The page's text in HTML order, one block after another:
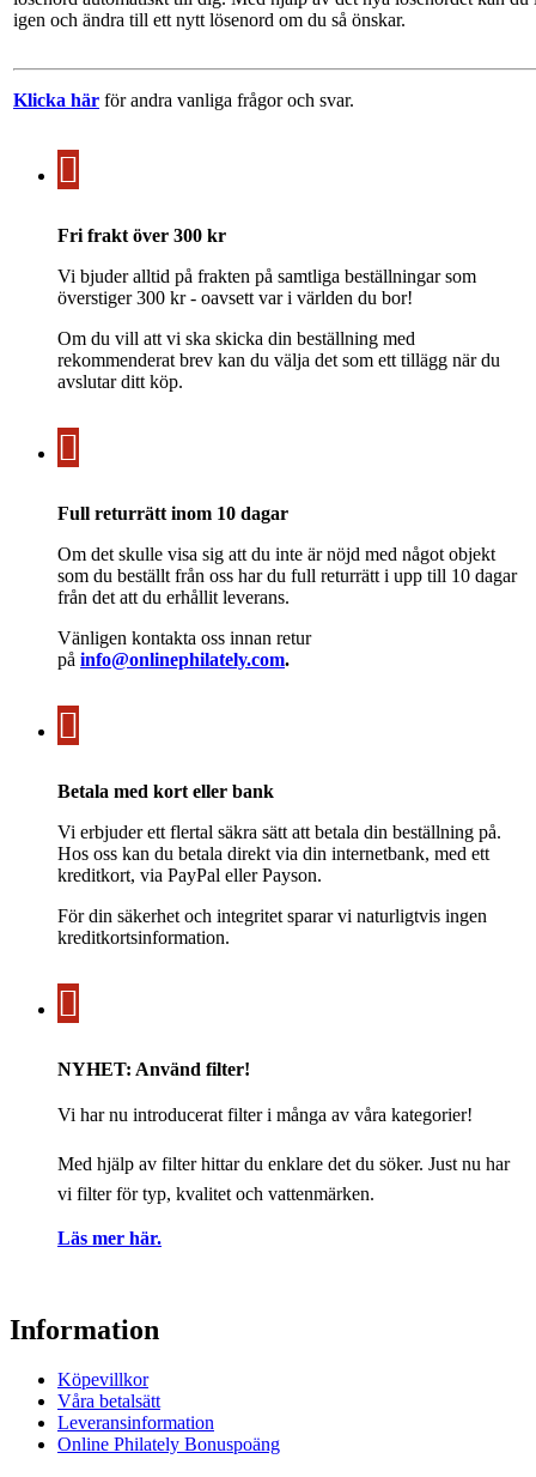
igen och ändra till ett nytt lösenord om du så önskar.
Klicka här för andra vanliga frågor och svar.
Fri frakt över 300 kr
Vi bjuder alltid på frakten på samtliga beställningar som
överstiger 300 kr - oavsett var i världen du bor!
Om du vill att vi ska skicka din beställning med
rekommenderat brev kan du välja det som ett tillägg när du
avslutar ditt köp.
Full returrätt inom 10 dagar
Om det skulle visa sig att du inte är nöjd med något objekt
som du beställt från oss har du full returrätt i upp till 10 dagar
från det att du erhållit leverans.
Vänligen kontakta oss innan retur
på info@onlinephilately.com.
Betala med kort eller bank
Vi erbjuder ett flertal säkra sätt att betala din beställning på.
Hos oss kan du betala direkt via din internetbank, med ett
kreditkort, via PayPal eller Payson.
För din säkerhet och integritet sparar vi naturligtvis ingen
kreditkortsinformation.
NYHET: Använd filter!
Vi har nu introducerat filter i många av våra kategorier!
Med hjälp av filter hittar du enklare det du söker. Just nu har
vi filter för typ, kvalitet och vattenmärken.
Läs mer här.
Information
Köpevillkor
Våra betalsätt
Leveransinformation
Online Philately Bonuspoäng